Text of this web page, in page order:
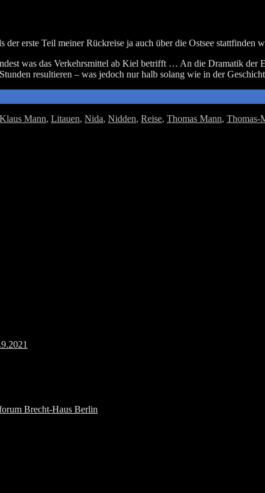
ers­te Teil mei­ner Rück­rei­se ja auch über die Ost­see statt­fin­den
was das Ver­kehrs­mit­tel ab Kiel betrifft … An die Dra­ma­tik der
resul­tie­ren – was jedoch nur halb solang wie in der
Klaus Mann, Litauen, Nida, Nidden, Reise, Thomas Mann, Thomas-
Brecht-Haus Berlin